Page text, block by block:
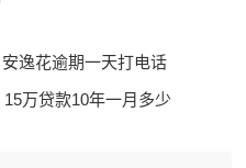
逸花逾期一天打电话
万贷款10年一月多少